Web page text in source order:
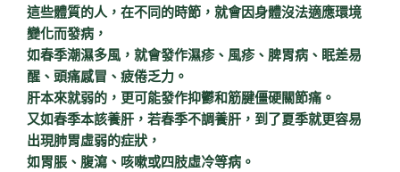
這些體質的人，在不同的時節，就會因身體沒法適應環境
變化而發病，
如春季潮濕多風，就會發作濕疹、風疹、脾胃病、眠差易
醒、頭痛感冒、疲倦乏力。
肝本來就弱的，更可能發作抑鬱和筋腱僵硬關節痛。
又如春季本該養肝，若春季不調養肝，到了夏季就更容易
出現肺胃虛弱的症狀，
如胃脹、腹瀉、咳嗽或四肢虛冷等病。